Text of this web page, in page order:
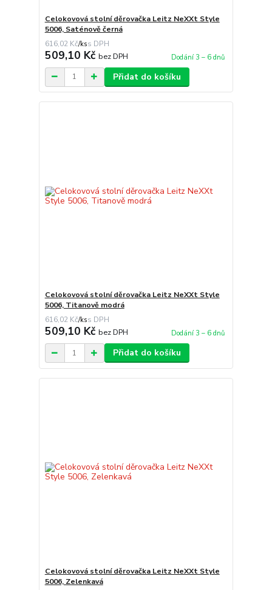
Celokovová stolní děrovačka Leitz NeXXt Style
5006, Saténově černá
616,02 Kč/ks
509,10 Kč bez DPH Dodání 3 – 6 dnů
Přidat do košíku
Celokovová stolní děrovačka Leitz NeXXt Style
5006, Titanově modrá
616,02 Kč/ks
509,10 Kč bez DPH Dodání 3 – 6 dnů
Přidat do košíku
Celokovová stolní děrovačka Leitz NeXXt Style
5006, Zelenkavá